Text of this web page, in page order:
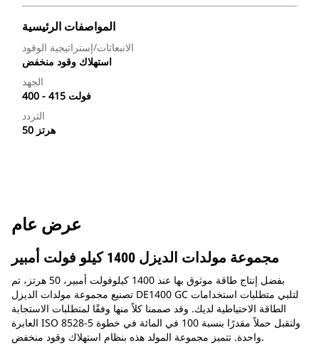
المواصفات الرئيسية
الانبعاثات/إستراتيجية الوقود
استهلاك وقود منخفض
الجهد
400 - 415 فولت
التردد
50 هرتز
عرض عام
مجموعة مولدات الديزل 1400 كيلو فولت أمبير
بفضل إنتاج طاقة موثوق بها عند 1400 كيلوفولت أمبير، 50 هرتز، تم
تصنيع مجموعة مولدات الديزل DE1400 GC لتلبي متطلبات استخدامات
الطاقة الاحتياطية لديك. وقد صممنا كلاً منها وفقًا لمتطلبات الاستجابة
العابرة ISO 8528-5 ولتقبل حملاً مقدرًا بنسبة 100 في المائة في خطوة
واحدة. تتميز مجموعة المولد هذه بنظام استهلاك وقود منخفض.